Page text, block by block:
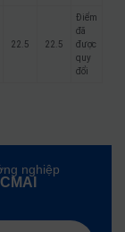
22.5 22.5
Điểm
đã
được
quy
đổi
nghiệp